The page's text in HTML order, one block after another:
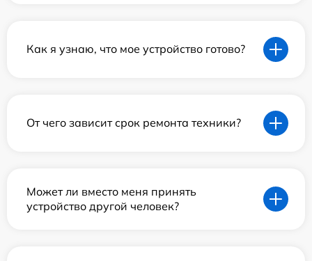
Как я узнаю, что мое устройство готово?
От чего зависит срок ремонта техники?
Может ли вместо меня принять
устройство другой человек?